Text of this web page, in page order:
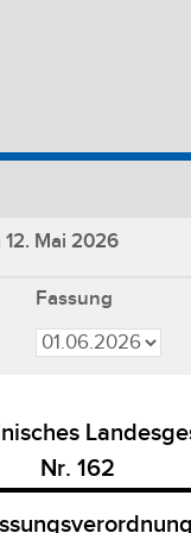
Mai 2026
Fassung